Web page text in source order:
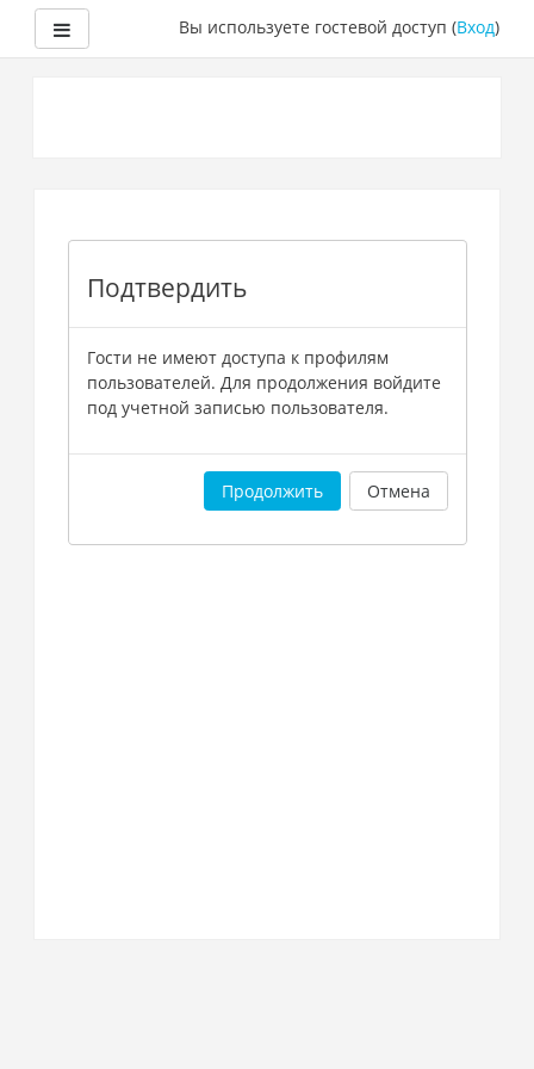
Боковая панельВы используете гостевой доступ (Вход)
Подтвердить
Гости не имеют доступа к профилям
пользователей. Для продолжения войдите
под учетной записью пользователя.
Продолжить Отмена